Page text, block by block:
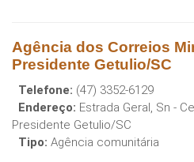
Agência dos Correios
Presidente Getulio/SC
Telefone: (47) 3352-6129
Endereço: Estrada Geral, Sn -
Presidente Getulio/SC
Tipo: Agência comunitária